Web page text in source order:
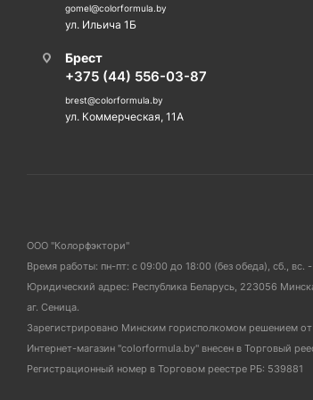
gomel@colorformula.by
ул. Ильича 1Б
Брест
+375 (44) 556-03-87
brest@colorformula.by
ул. Коммерческая, 11А
ООО "Колорфэктори"
Время работы: пн-пт: с 09:00 до 18:00 (без обеда), сб.,
Юридический адрес: Республика Беларусь, 223056
аг. Сеница.
Зарегистрировано Минским горисполкомом решением
Интернет-магазин "colorformula.by" внесен в Торговый
Регистрационный номер в Торговом реестре РБ: 539881